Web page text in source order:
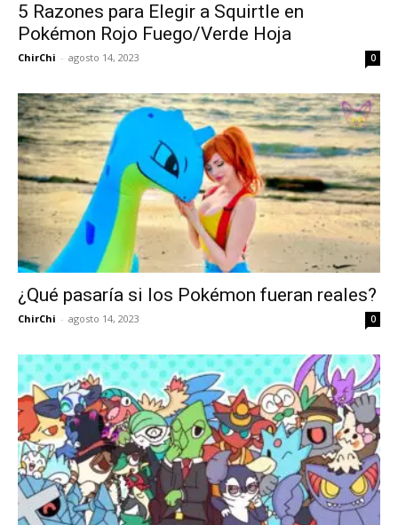
5 Razones para Elegir a Squirtle en
Pokémon Rojo Fuego/Verde Hoja
ChirChi - agosto 14, 2023 0
¿Qué pasaría si los Pokémon fueran reales?
ChirChi - agosto 14, 2023 0